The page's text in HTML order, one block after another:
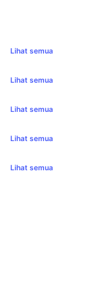
Lihat semua
Lihat semua
Lihat semua
Lihat semua
Lihat semua